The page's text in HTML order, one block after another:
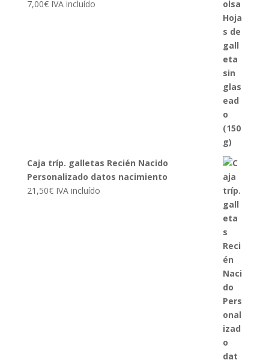
7,00€ IVA incluído
Caja tríp. galletas Recién Nacido
Personalizado datos nacimiento
21,50€ IVA incluído